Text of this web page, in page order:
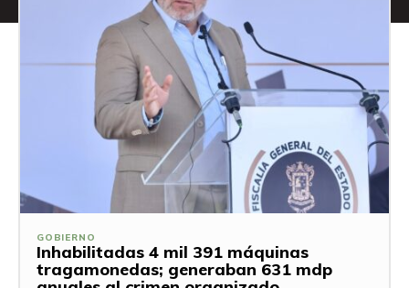
GOBIERNO
Inhabilitadas 4 mil 391 máquinas
tragamonedas; generaban 631 mdp